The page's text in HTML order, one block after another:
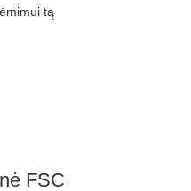
tą
FSC